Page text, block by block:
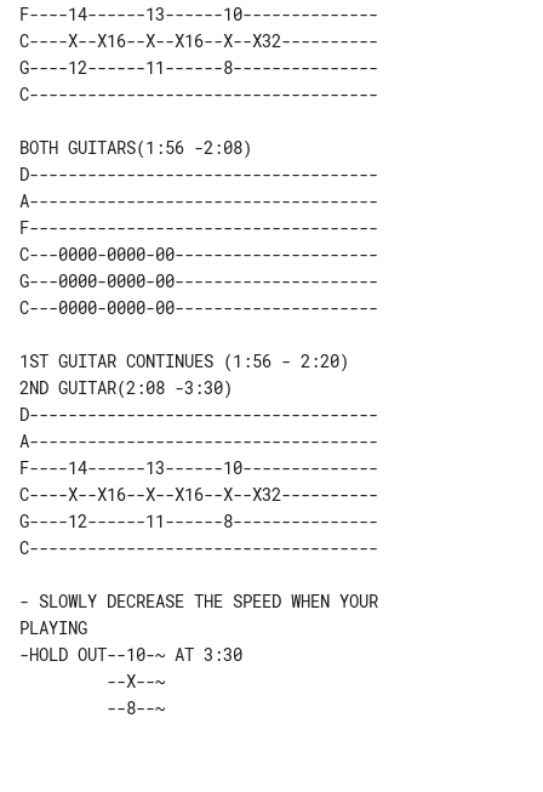
F----14------13------10--------------
C----X--X16--X--X16--X--X32----------
G----12------11------8---------------
BOTH GUITARS(1:56 -2:08)
D------------------------------------
A------------------------------------
F------------------------------------
C---0000-0000-00---------------------
G---0000-0000-00---------------------
2ND GUITAR(2:08 -3:30)
D------------------------------------
A------------------------------------
F----14------13------10--------------
C----X--X16--X--X16--X--X32----------
G----12------11------8---------------
- SLOWLY DECREASE THE SPEED WHEN YOUR
-HOLD OUT--10-~ AT 3:30